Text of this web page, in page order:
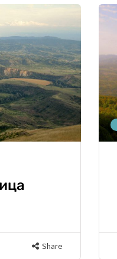
Share